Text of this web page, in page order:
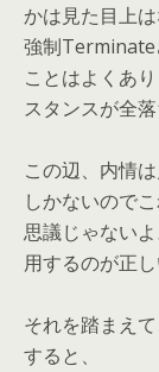
かは見た目上
強制Terminate
ことはよくあ
スタンスが全
この辺、内情
しかないので
思議じゃない
用するのが正し
それを踏まえ
すると、